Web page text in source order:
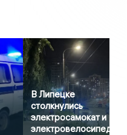
В Липецке
столкнулись
электросамокат и
электровелосипед